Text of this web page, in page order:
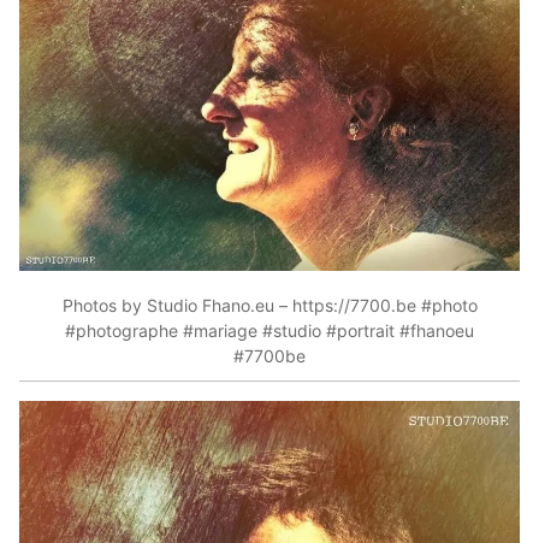
Photos by Studio Fhano.eu – https://7700.be #photo
#photographe #mariage #studio #portrait #fhanoeu
#7700be